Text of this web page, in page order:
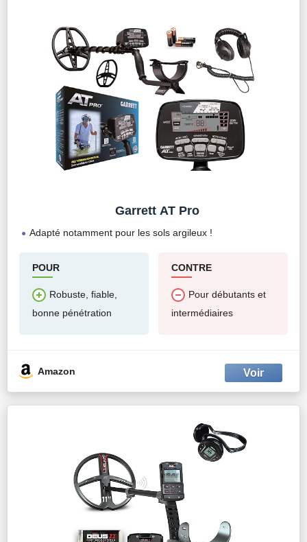
Garrett AT Pro
Adapté notamment pour les sols argileux !
POUR
Robuste, fiable,
bonne pénétration
CONTRE
Pour débutants et
intermédiaires
Amazon